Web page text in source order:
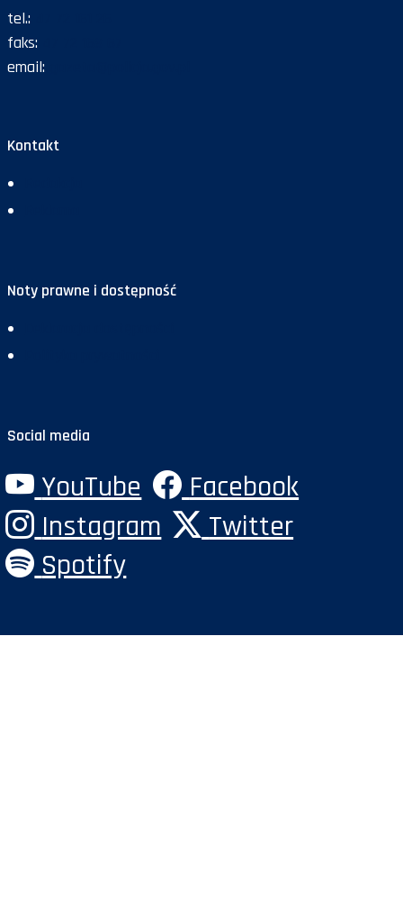
tel.:
faks:
email:
Kontakt
Noty prawne i dostępność
Social media
YouTube
Facebook
Instagram
Twitter
Spotify